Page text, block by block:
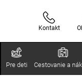
Kontakt
Pre deti Cestovanie a